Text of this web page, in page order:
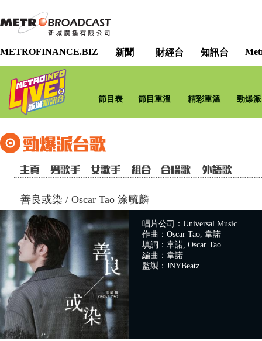
METROFINANCE.BIZ 新聞 財經台 知訊台
節目表 節目重溫 精彩重溫 勁爆
善良或染 / Oscar Tao 涂毓麟
唱片公司：Universal Music
作曲：Oscar Tao, 韋諾
填詞：韋諾, Oscar Tao
編曲：韋諾
監製：JNYBeatz